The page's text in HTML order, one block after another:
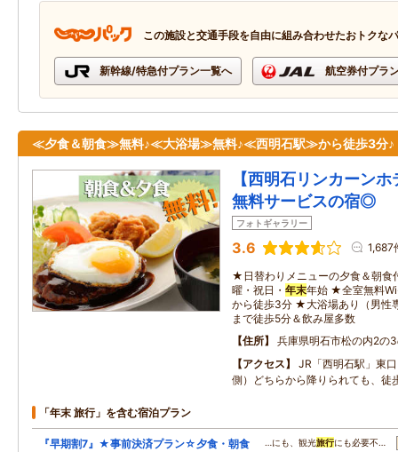
この施設と交通手段を自由に組み合わせたおトクな
新幹線/特急付プラン一覧へ 航空券付プラ
≪夕食＆朝食≫無料♪≪大浴場≫無料♪≪西明石駅≫から徒歩3分♪
【西明石リンカーン
無料サービスの宿◎
フォトギャラリー
3.6 1,687
★日替わりメニューの夕食＆朝
曜・祝日・ 年末年始 ★全室無料
から徒歩3分 ★大浴場あり（男性
まで徒歩5分＆飲み屋多数
住所
兵庫県明石市松の内2の
アクセス
JR「西明石駅」東
側）どちらから降りられても、徒
「年末 旅行」を含む宿泊プラン
『早期割7』★事前決済プラン☆夕食・朝食
…にも、観光旅行にも必要不…